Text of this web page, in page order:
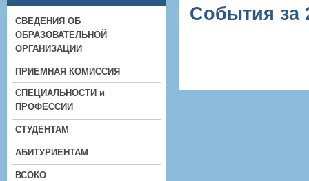
СВЕДЕНИЯ ОБ
ОБРАЗОВАТЕЛЬНОЙ
ОРГАНИЗАЦИИ
ПРИЕМНАЯ КОМИССИЯ
СПЕЦИАЛЬНОСТИ и
ПРОФЕССИИ
СТУДЕНТАМ
АБИТУРИЕНТАМ
ВСОКО
События за